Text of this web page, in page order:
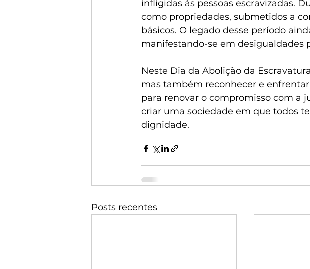
infligidas às pessoas escravizadas.
como propriedades, submetidos a
básicos. O legado desse período
manifestando-se em desigualdades
Neste Dia da Abolição da
mas também reconhecer e
para renovar o compromisso com a
criar uma sociedade em que todos
dignidade.
Posts recentes